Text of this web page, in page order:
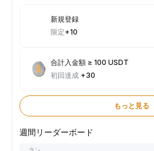
新規登録
限定+10
合計入金額 ≥ 100 USDT
初回達成 +30
もっと見る
週間リーダーボード
ラン